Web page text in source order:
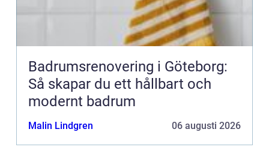
Badrumsrenovering i Göteborg:
Så skapar du ett hållbart och
modernt badrum
Malin Lindgren 06 augusti 2026